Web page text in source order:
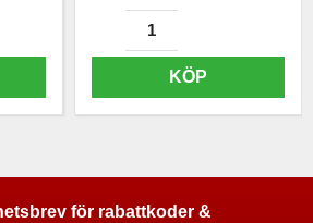
KÖP
för rabattkoder &